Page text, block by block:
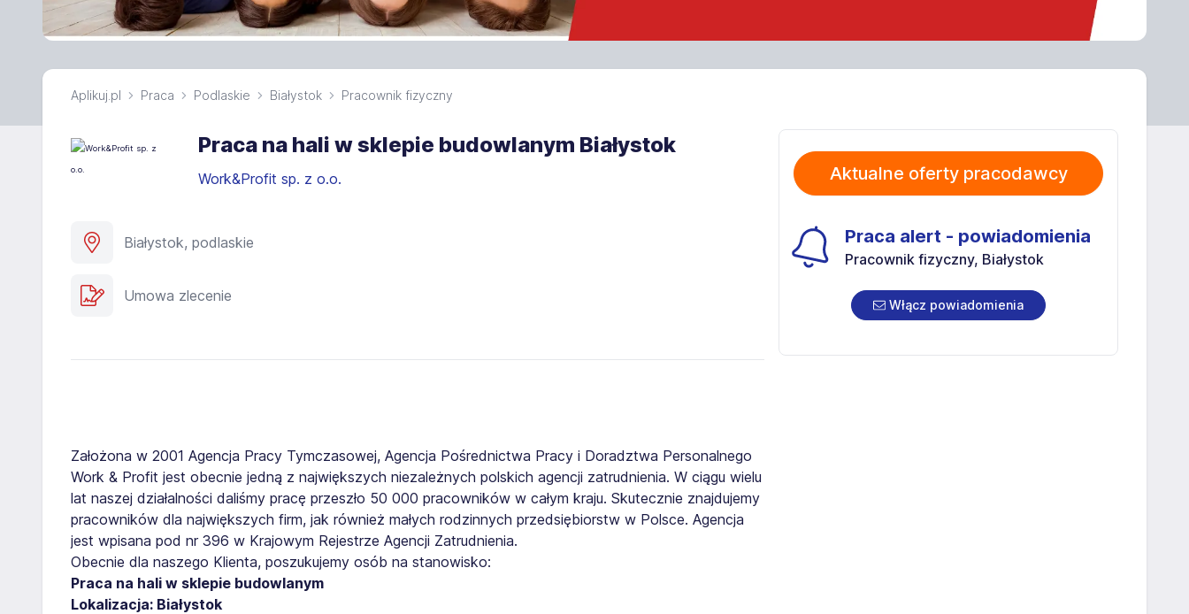
Aplikuj.pl Praca Podlaskie Białystok Pracownik fizyczny
Praca na hali w sklepie budowlanym Białystok
Work&Profit sp. z o.o.
Białystok, podlaskie
Umowa zlecenie
Założona w 2001 Agencja Pracy Tymczasowej, Agencja Pośrednictwa Pracy i Doradztwa Personalnego
Work & Profit jest obecnie jedną z największych niezależnych polskich agencji zatrudnienia. W ciągu wielu
lat naszej działalności daliśmy pracę przeszło 50 000 pracowników w całym kraju. Skutecznie znajdujemy
pracowników dla największych firm, jak również małych rodzinnych przedsiębiorstw w Polsce. Agencja
jest wpisana pod nr 396 w Krajowym Rejestrze Agencji Zatrudnienia.
Obecnie dla naszego Klienta, poszukujemy osób na stanowisko:
Praca na hali w sklepie budowlanym
Lokalizacja: Białystok
Aktualne oferty pracodawcy
Praca alert - powiadomienia
Pracownik fizyczny, Białystok
Włącz powiadomienia